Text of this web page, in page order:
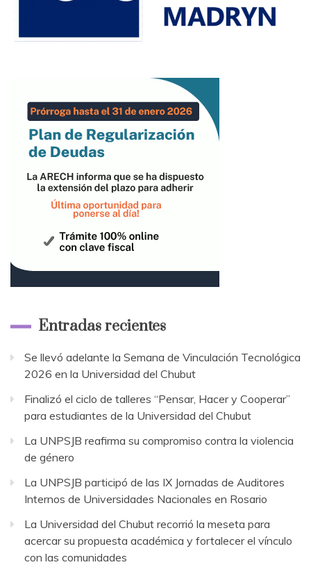
Entradas recientes
Se llevó adelante la Semana de Vinculación Tecnológica
2026 en la Universidad del Chubut
Finalizó el ciclo de talleres “Pensar, Hacer y Cooperar”
para estudiantes de la Universidad del Chubut
La UNPSJB reafirma su compromiso contra la violencia
de género
La UNPSJB participó de las IX Jornadas de Auditores
Internos de Universidades Nacionales en Rosario
La Universidad del Chubut recorrió la meseta para
acercar su propuesta académica y fortalecer el vínculo
con las comunidades